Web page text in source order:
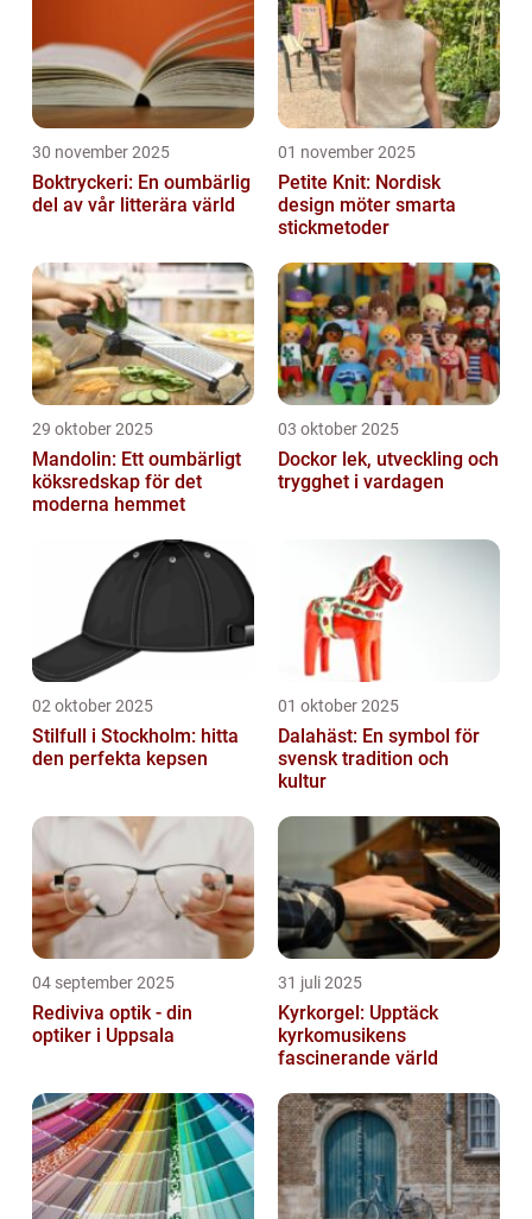
30 november 2025
Boktryckeri: En oumbärlig
del av vår litterära värld
01 november 2025
Petite Knit: Nordisk
design möter smarta
stickmetoder
29 oktober 2025
Mandolin: Ett oumbärligt
köksredskap för det
moderna hemmet
03 oktober 2025
Dockor lek, utveckling och
trygghet i vardagen
02 oktober 2025
Stilfull i Stockholm: hitta
den perfekta kepsen
01 oktober 2025
Dalahäst: En symbol för
svensk tradition och
kultur
04 september 2025
Rediviva optik - din
optiker i Uppsala
31 juli 2025
Kyrkorgel: Upptäck
kyrkomusikens
fascinerande värld